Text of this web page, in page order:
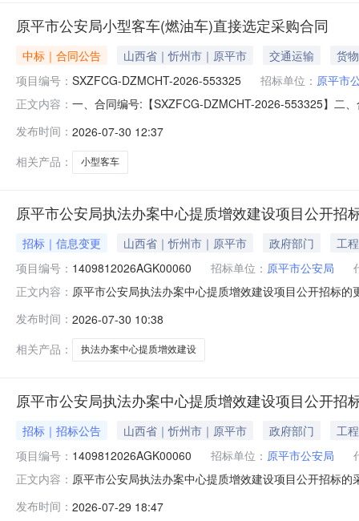
原平市公安局小型客车(燃油车)直接选定采购合同
中标｜合同公告 山西省｜忻州市｜原平市 交通运输
货物
项目编号： SXZFCG-DZMCHT-2026-553325 招标单位： 原平市
正文内容： 一、合同编号:【SXZFCG-DZMCHT-2026-553325】二
司】地址：太原市小店区马练营路59号新汇众汽车家园8
数:车辆类型
发布时间： 2026-07-30 12:37
相关产品：
小型客车
原平市公安局执法办案中心提质增效建设项目公开招
招标｜信息变更 山西省｜忻州市｜原平市 政府部门
工程
项目编号： 1409812026AGK00060 招标单位： 原平市公安局
正文内容： 原平市公安局执法办案中心提质增效建设项目公开招标
时间：2026年08月19日09:30更正日期：2026年07月30
发布时间： 2026-07-30 10:38
相关产品：
执法办案中心提质增效建设
原平市公安局执法办案中心提质增效建设项目公开招
招标｜招标公告 山西省｜忻州市｜原平市 政府部门
工程
项目编号： 1409812026AGK00060 招标单位： 原平市公安局
正文内容： 原平市公安局执法办案中心提质增效建设项目公开招标
金额（元）：7267729.6最高限价（元）：7267729.6采
发布时间： 2026-07-29 18:47